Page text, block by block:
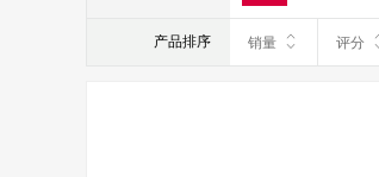
产品排序 销量 评分